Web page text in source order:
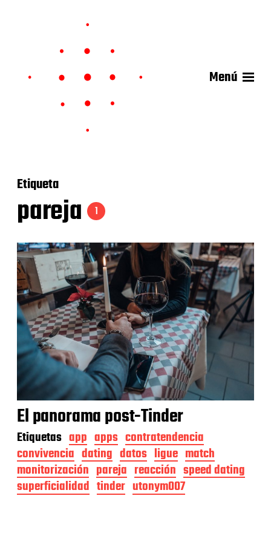
Menú
Etiqueta
pareja 1
El panorama post-Tinder
Etiquetas app apps contratendencia
convivencia dating datos ligue match
monitorización pareja reacción speed dating
superficialidad tinder utonym007